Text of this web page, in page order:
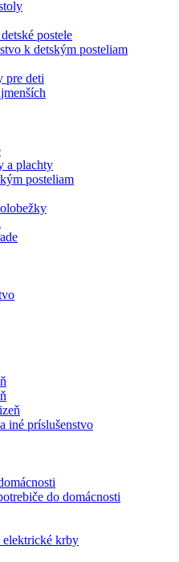
postele
k detským posteliam
pre deti
a plachty
posteliam
iné príslušenstvo
do domácnosti
krby